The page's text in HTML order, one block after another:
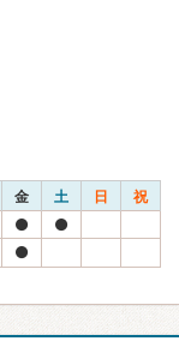
金 土 日 祝